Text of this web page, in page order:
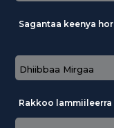
Sagantaa keenya
Dhiibbaa Mirgaa
Rakkoo